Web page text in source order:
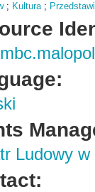
; Kultura;
Ludowy